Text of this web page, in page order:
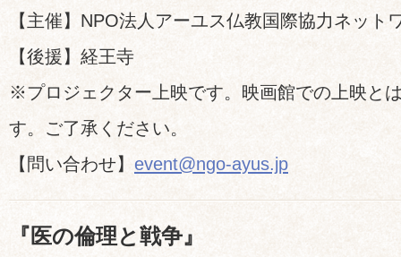
【主催】NPO法人アーユス仏教国際協力ネット
【後援】経王寺
※プロジェクター上映です。映画館での上映と
す。ご了承ください。
【問い合わせ】 event@ngo-ayus.jp
『医の倫理と戦争』